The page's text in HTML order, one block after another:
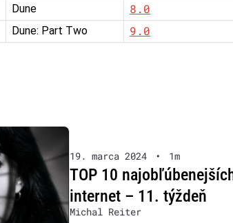
Dune 8.0
Dune: Part Two 9.0
19. marca 2024 • 1m
TOP 10
internet – 11. týždeň
Michal Reiter